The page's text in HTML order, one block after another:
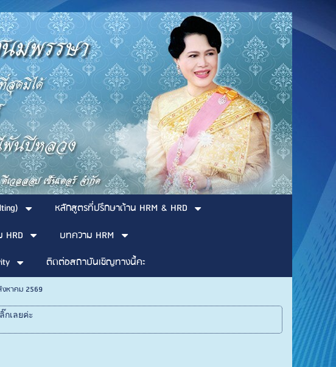
หลักสูตรที่ปรึกษาด้าน HRM & HRD
HRD
บทความ HRM
ติดต่อสถาบันเชิญทางนี้คะ
งหาคม 2569
กเลยค่ะ